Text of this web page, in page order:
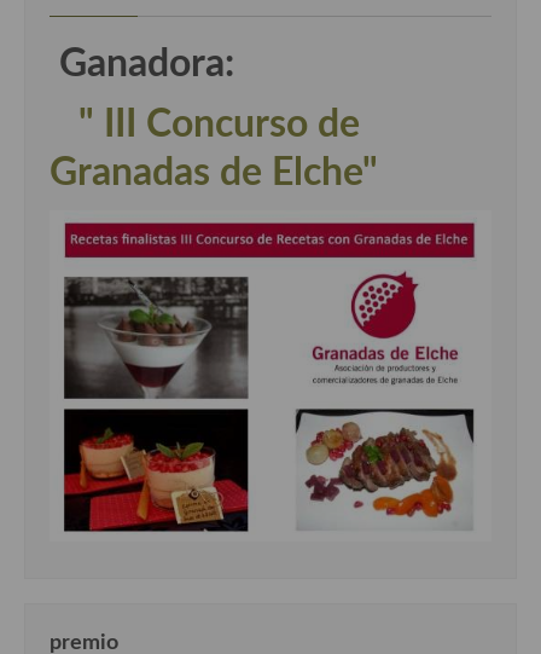
Ganadora:
" III Concurso de
Granadas de Elche"
premio